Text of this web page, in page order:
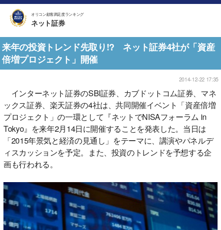
オリコン顧客満足度ランキング
ネット証券
来年の投資トレンド先取り!? ネット証券4社が「資産
倍増プロジェクト」開催
2014-12-22 17:35
インターネット証券のSBI証券、カブドットコム証券、マネ
ックス証券、楽天証券の4社は、共同開催イベント「資産倍増
プロジェクト」の一環として『ネットでNISAフォーラム in
Tokyo』を来年2月14日に開催することを発表した。当日は
「2015年景気と経済の見通し」をテーマに、講演やパネルデ
ィスカッションを予定。また、投資のトレンドを予想する企
画も行われる。